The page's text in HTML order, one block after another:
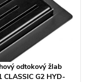
odtokový žlab
CLASSIC G2 HYD-